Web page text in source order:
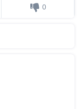
0